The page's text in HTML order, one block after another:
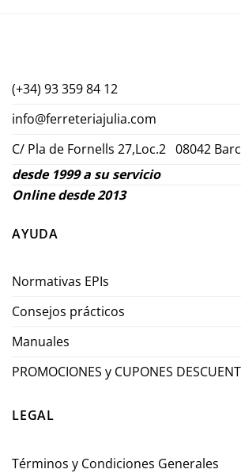
(+34) 93 359 84 12
info@ferreteriajulia.com
C/ Pla de Fornells 27,Loc.2 08042
desde 1999 a su servicio
Online desde 2013
AYUDA
Normativas EPIs
Consejos prácticos
Manuales
PROMOCIONES y CUPONES
LEGAL
Términos y Condiciones Generales